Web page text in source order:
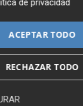
City
de privacidad
ACEPTAR TODO
RECHAZAR TODO